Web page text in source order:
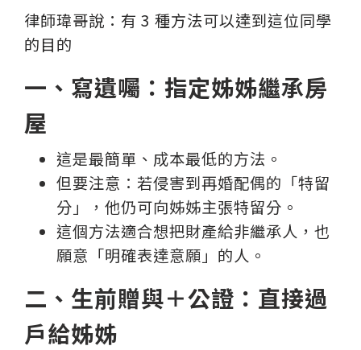
律師瑋哥說：有 3 種方法可以達到這位同學
的目的
一、寫遺囑：指定姊姊繼承房
屋
這是最簡單、成本最低的方法。
但要注意：若侵害到再婚配偶的「特留
分」，他仍可向姊姊主張特留分。
這個方法適合想把財產給非繼承人，也
願意「明確表達意願」的人。
二、生前贈與＋公證：直接過
戶給姊姊